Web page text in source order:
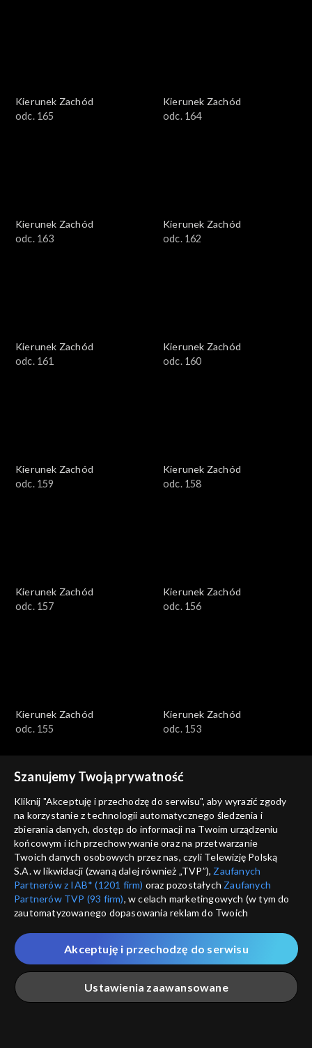
Kierunek Zachód
odc. 165
Kierunek Zachód
odc. 164
Kierunek Zachód
odc. 163
Kierunek Zachód
odc. 162
Kierunek Zachód
odc. 161
Kierunek Zachód
odc. 160
Kierunek Zachód
odc. 159
Kierunek Zachód
odc. 158
Kierunek Zachód
odc. 157
Kierunek Zachód
odc. 156
Kierunek Zachód
odc. 155
Kierunek Zachód
odc. 153
Kierunek Zachód
odc. 152
Kierunek Zachód
odc. 151
Kierunek Zachód
odc. 149
Kierunek Zachód
odc. 148
Szanujemy Twoją prywatność
Kliknij "Akceptuję i przechodzę do serwisu", aby wyrazić zgody
na korzystanie z technologii automatycznego śledzenia i
zbierania danych, dostęp do informacji na Twoim urządzeniu
końcowym i ich przechowywanie oraz na przetwarzanie
Twoich danych osobowych przez nas, czyli Telewizję Polską
S.A. w likwidacji (zwaną dalej również „TVP”), Zaufanych
Partnerów z IAB* (1201 firm) oraz pozostałych Zaufanych
Partnerów TVP (93 firm), w celach marketingowych (w tym do
zautomatyzowanego dopasowania reklam do Twoich
które wskazujemy poniżej, a także zgody na udostępnianie
przez nas identyfikatora PPID do Google.
Twoje dane osobowe zbierane podczas odwiedzania przez
Ciebie naszych
poszczególnych serwisówzwanych dalej
„Portalem”, w tym informacje zapisywane za pomocą
Ustawienia zaawansowane
Akceptuję i przechodzę do serwisu